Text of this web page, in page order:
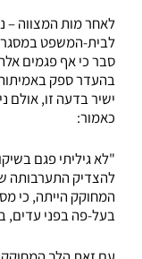
לאחר מות המצווה –
לבית-המשפט
בהעדר ספק
ישיר בדעה זו, אולם
כאמור:
"לא גיליתי פגם
להצדיק התערבותה
המחוקק הייתה, כי
בעל-פה בפני